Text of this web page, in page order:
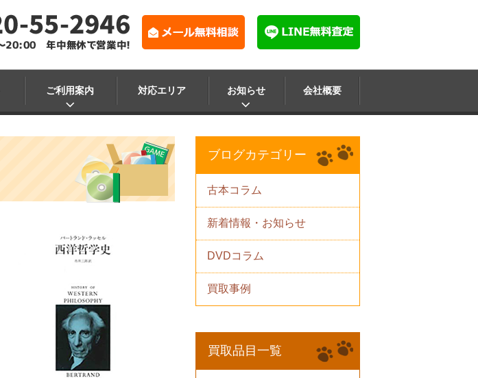
ご利用案内 対応エリア お知らせ 会社概要
ブログカテゴリー
古本コラム
新着情報・お知らせ
DVDコラム
買取事例
買取品目一覧